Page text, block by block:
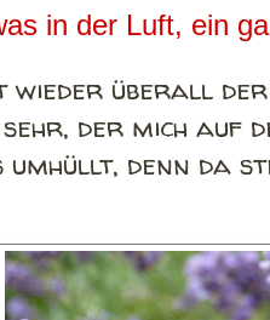
in der Luft, ein
wieder überall
der mich auf
umhüllt, denn da